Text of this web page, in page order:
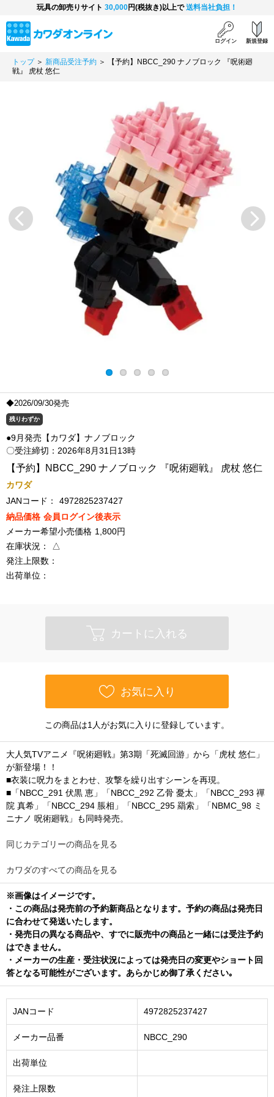
玩具の卸売りサイト 30,000円(税抜き)以上で送料当社負担！
ログイン 新規登録
トップ ＞ 新商品受注予約 ＞ 【予約】NBCC_290 ナノブロック 『呪術廻
戦』 虎杖 悠仁
◆2026/09/30発売
残りわずか
●9月発売【カワダ】ナノブロック
〇受注締切：2026年8月31日13時
【予約】NBCC_290 ナノブロック 『呪術廻戦』 虎杖 悠仁
カワダ
JANコード：
4972825237427
納品価格 会員ログイン後表示
メーカー希望小売価格 1,800円
在庫状況：
△
発注上限数：
出荷単位：
カートに入れる
お気に入り
この商品は1人がお気に入りに登録しています。
大人気TVアニメ『呪術廻戦』第3期「死滅回游」から「虎杖 悠仁」
が新登場！！
■衣装に呪力をまとわせ、攻撃を繰り出すシーンを再現。
■「NBCC_291 伏黒 恵」「NBCC_292 乙骨 憂太」「NBCC_293 禪
院 真希」「NBCC_294 脹相」「NBCC_295 羂索」「NBMC_98 ミ
ニナノ 呪術廻戦」も同時発売。
同じカテゴリーの商品を見る
カワダのすべての商品を見る
※画像はイメージです。
・この商品は発売前の予約新商品となります。予約の商品は発売日
に合わせて発送いたします。
・発売日の異なる商品や、すでに販売中の商品と一緒には受注予約
はできません。
・メーカーの生産・受注状況によっては発売日の変更やショート回
答となる可能性がございます。あらかじめ御了承ください｡
JANコード 4972825237427
メーカー品番 NBCC_290
出荷単位
発注上限数